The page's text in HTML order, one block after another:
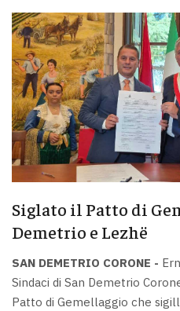
Siglato il Patto di
Demetrio e Lezhë
SAN DEMETRIO CORONE -
Sindaci di San Demetrio
Patto di Gemellaggio che